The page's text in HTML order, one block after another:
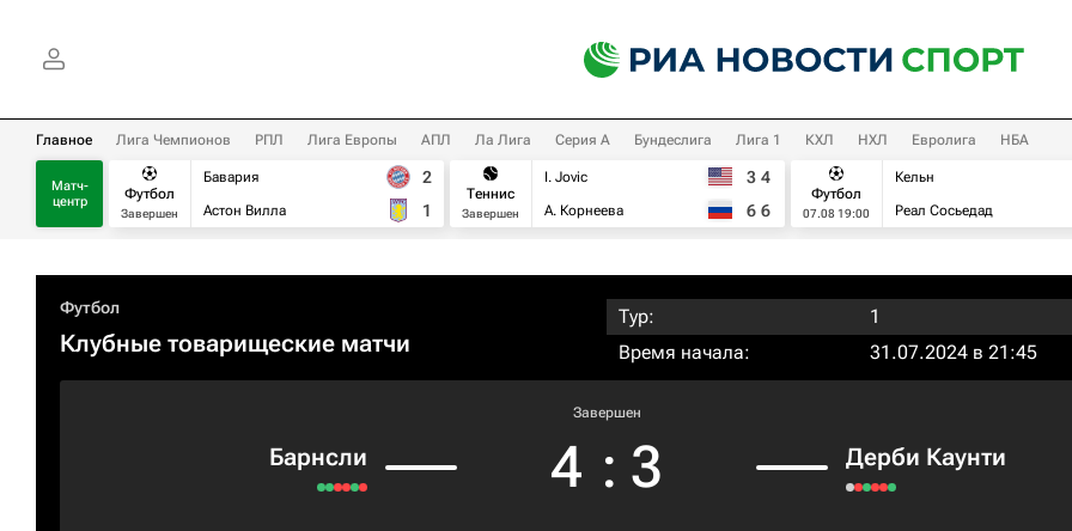
Главное Лига Чемпионов РПЛ Лига Европы АПЛ Ла Лига Серия А Бундеслига Лига 1 КХЛ НХЛ Евролига НБА
Матч-
центр
Футбол
Завершен
Бавария
Астон Вилла
2
1
Теннис
Завершен
I. Jovic
А. Корнеева
3 4
6 6
Футбол
07.08 19:00
Кельн
Реал Сосьедад
Футбол
Клубные товарищеские матчи
Тур:
1
Время начала:
31.07.2024 в 21:45
Барнсли
Завершен
4 : 3 Дерби Каунти